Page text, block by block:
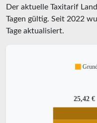
Der aktuelle Taxitarif
Tagen gültig. Seit 2022
Tage aktualisiert.
25,42 €